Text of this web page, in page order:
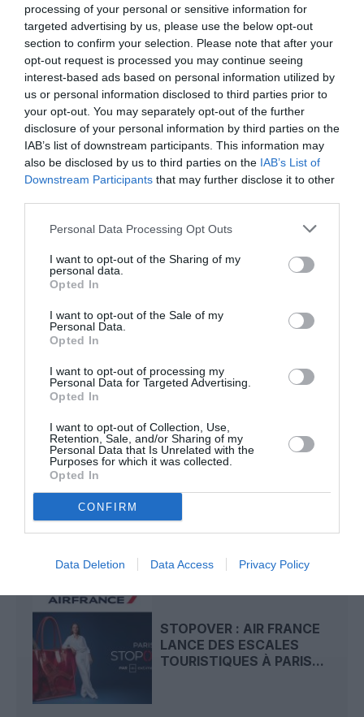
processing of your personal or sensitive information for
targeted advertising by us, please use the below opt-out
section to confirm your selection. Please note that after your
opt-out request is processed you may continue seeing
interest-based ads based on personal information utilized by
us or personal information disclosed to third parties prior to
your opt-out. You may separately opt-out of the further
disclosure of your personal information by third parties on the
IAB’s list of downstream participants. This information may
also be disclosed by us to third parties on the IAB’s List of
Downstream Participants that may further disclose it to other
Personal Data Processing Opt Outs
I want to opt-out of the Sharing of my
personal data.
Opted In
I want to opt-out of the Sale of my
Personal Data.
Opted In
I want to opt-out of processing my
Personal Data for Targeted Advertising.
Opted In
I want to opt-out of Collection, Use,
Retention, Sale, and/or Sharing of my
Personal Data that Is Unrelated with the
Purposes for which it was collected.
Opted In
CONFIRM
Data Deletion Data Access Privacy Policy
DERNIERS COMMENTAIRES
Pas si Cool
a commenté l'article :
19 h 23 sans escale : le Boeing 777F de National
Airlines relie l’Écosse à l’Australie
Dreamlinera commenté l'article :
Royal Air Maroc : capacité record pour l’été, mais les
prix des billets d’avion restent sous tension
Istanbul Kuala Lumpur
TRAFIC AÉRIEN
PREMIER SEMESTRE,
MAIS...
STOPOVER : AIR FRANCE
LANCE DES ESCALES
TOURISTIQUES À PARIS...